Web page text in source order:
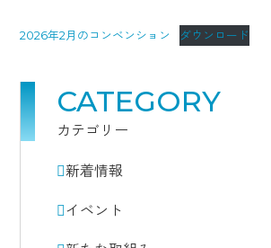
2026年2月のコンベンション ダウンロード
CATEGORY
カテゴリー
新着情報
イベント